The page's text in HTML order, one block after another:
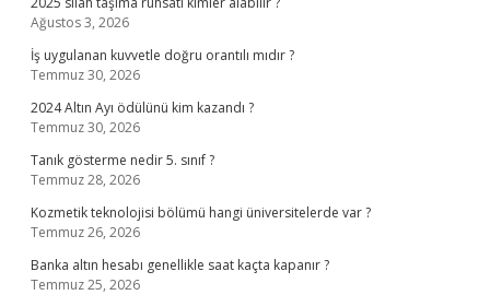
Ağustos 3, 2026
İş uygulanan kuvvetle doğru orantılı mıdır ?
Temmuz 30, 2026
2024 Altın Ayı ödülünü kim kazandı ?
Temmuz 30, 2026
Tanık gösterme nedir 5. sınıf ?
Temmuz 28, 2026
Kozmetik teknolojisi bölümü hangi üniversitelerde var ?
Temmuz 26, 2026
Banka altın hesabı genellikle saat kaçta kapanır ?
Temmuz 25, 2026